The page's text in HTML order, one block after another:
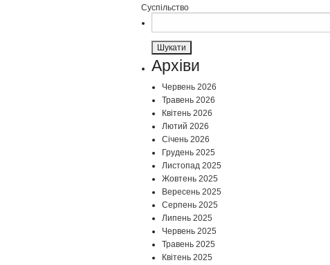
Суспільство
Архіви
Червень 2026
Травень 2026
Квітень 2026
Лютий 2026
Січень 2026
Грудень 2025
Листопад 2025
Жовтень 2025
Вересень 2025
Серпень 2025
Липень 2025
Червень 2025
Травень 2025
Квітень 2025